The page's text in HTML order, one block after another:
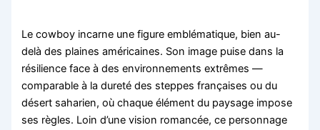
Le cowboy incarne une figure emblématique, bien au-
delà des plaines américaines. Son image puise dans la
résilience face à des environnements extrêmes —
comparable à la dureté des steppes françaises ou du
désert saharien, où chaque élément du paysage impose
ses règles. Loin d’une vision romancée, ce personnage